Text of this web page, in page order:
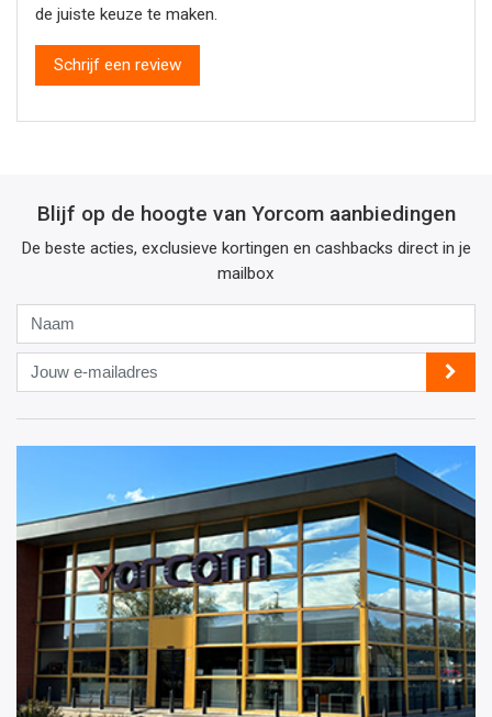
de juiste keuze te maken.
Schrijf een review
Blijf op de hoogte van Yorcom aanbiedingen
De beste acties, exclusieve kortingen en cashbacks direct in je
mailbox
Jouw
e-
mailadres